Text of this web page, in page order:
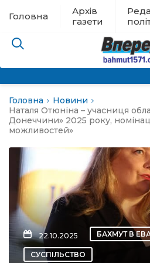
Головна
Архів
газети
новини
Головна
Новини
Наталя Отюніна – учасниця
Донеччини» 2025 року,
можливостей»
22.10.2025 БАХМУТ В
СУСПІЛЬСТВО